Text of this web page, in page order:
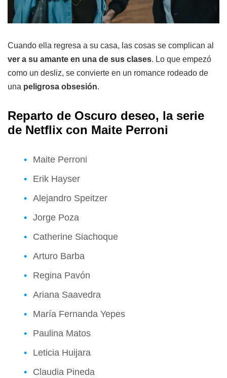
Cuando ella regresa a su casa, las cosas se complican al
ver a su amante en una de sus clases. Lo que empezó
como un desliz, se convierte en un romance rodeado de
una peligrosa obsesión.
Reparto de Oscuro deseo, la serie
de Netflix con Maite Perroni
Maite Perroni
Erik Hayser
Alejandro Speitzer
Jorge Poza
Catherine Siachoque
Arturo Barba
Regina Pavón
Ariana Saavedra
María Fernanda Yepes
Paulina Matos
Leticia Huijara
Claudia Pineda